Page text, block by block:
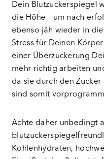
Dein Blutzuckerspiegel
die Höhe – um nach
ebenso jäh wieder in
Stress für Deinen
einer Überzuckerung
mehr richtig arbeiten
da sie durch den
sind somit
Achte daher unbedingt
Kohlenhydraten,